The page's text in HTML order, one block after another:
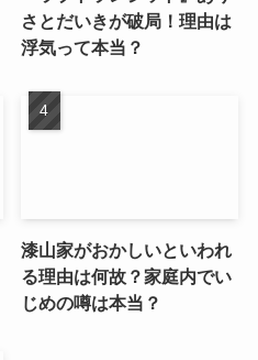
さとだいきが破局！理由は
浮気って本当？
漆山家がおかしいといわれ
る理由は何故？家庭内でい
じめの噂は本当？